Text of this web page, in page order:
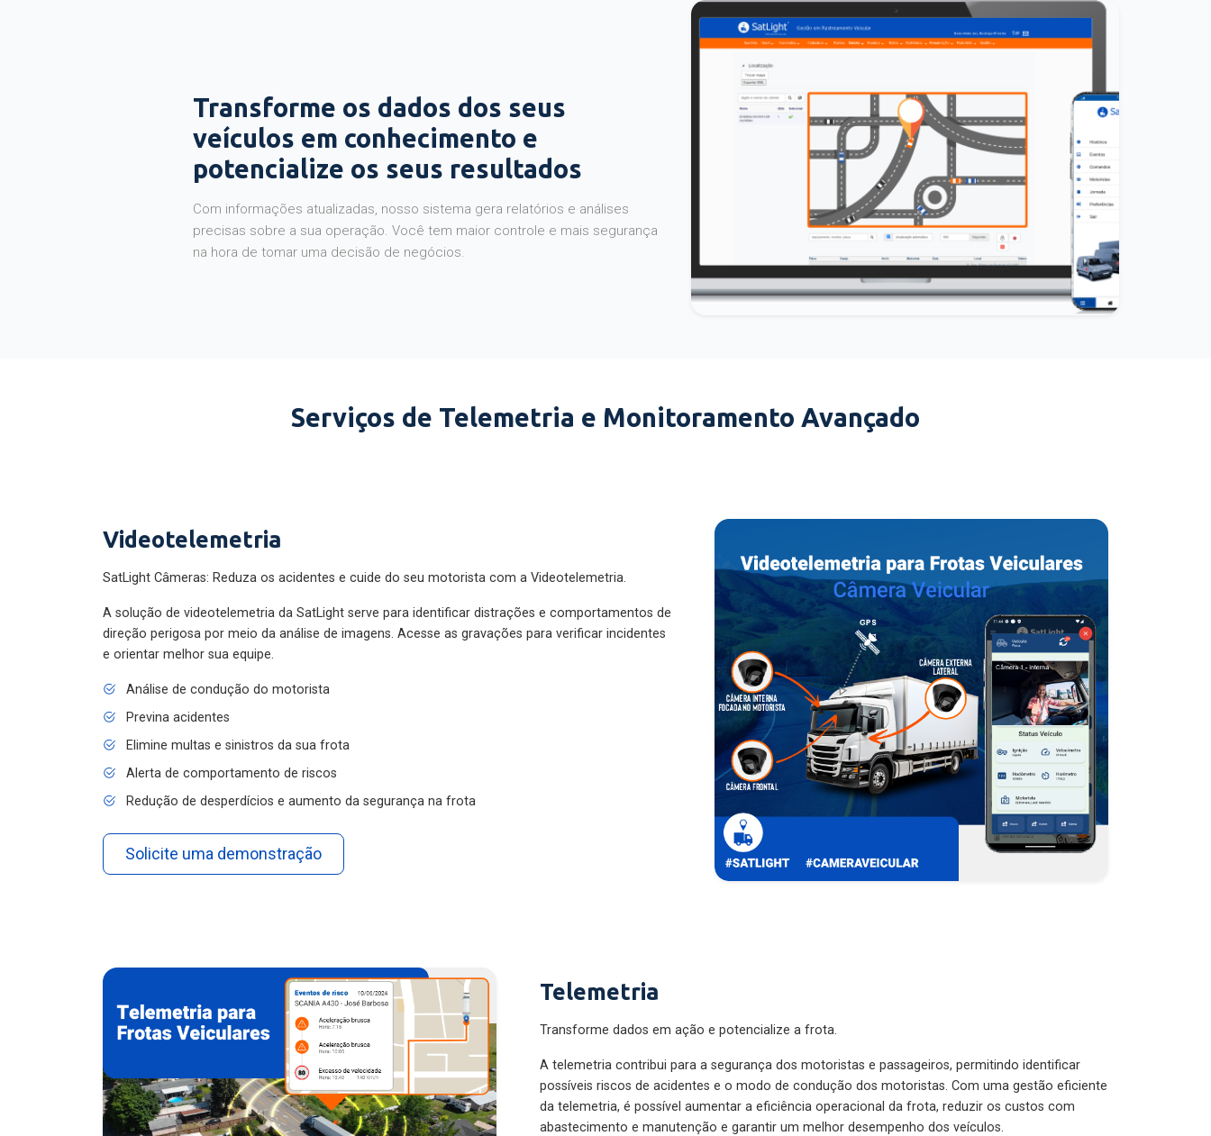
Transforme os dados dos seus
veículos em conhecimento e
potencialize os seus resultados
Com informações atualizadas, nosso sistema gera relatórios e análises
precisas sobre a sua operação. Você tem maior controle e mais segurança
na hora de tomar uma decisão de negócios.
Serviços de Telemetria e Monitoramento Avançado
Videotelemetria
SatLight Câmeras: Reduza os acidentes e cuide do seu motorista com a Videotelemetria.
A solução de videotelemetria da SatLight serve para identificar distrações e comportamentos de
direção perigosa por meio da análise de imagens. Acesse as gravações para verificar incidentes
e orientar melhor sua equipe.
Análise de condução do motorista
Previna acidentes
Elimine multas e sinistros da sua frota
Alerta de comportamento de riscos
Redução de desperdícios e aumento da segurança na frota
Solicite uma demonstração
Telemetria
Transforme dados em ação e potencialize a frota.
A telemetria contribui para a segurança dos motoristas e passageiros, permitindo identificar
possíveis riscos de acidentes e o modo de condução dos motoristas. Com uma gestão eficiente
da telemetria, é possível aumentar a eficiência operacional da frota, reduzir os custos com
abastecimento e manutenção e garantir um melhor desempenho dos veículos.